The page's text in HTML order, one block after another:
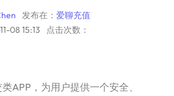
发布在： 爱聊充值
08 15:13
点击次数：
APP，为用户提供一个安全、